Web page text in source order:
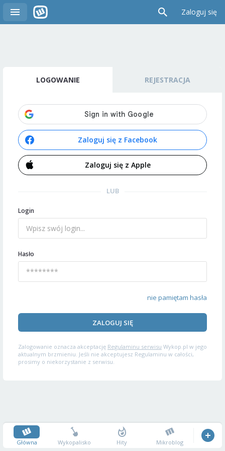
Zaloguj się
LOGOWANIE REJESTRACJA
Zaloguj się z Facebook
Zaloguj się z Apple
LUB
Login
Hasło
nie pamiętam hasła
ZALOGUJ SIĘ
Zalogowanie oznacza akceptację Regulaminu serwisu Wykop.pl w jego
aktualnym brzmieniu. Jeśli nie akceptujesz Regulaminu w całości,
prosimy o niekorzystanie z serwisu.
Główna Wykopalisko Hity Mikroblog